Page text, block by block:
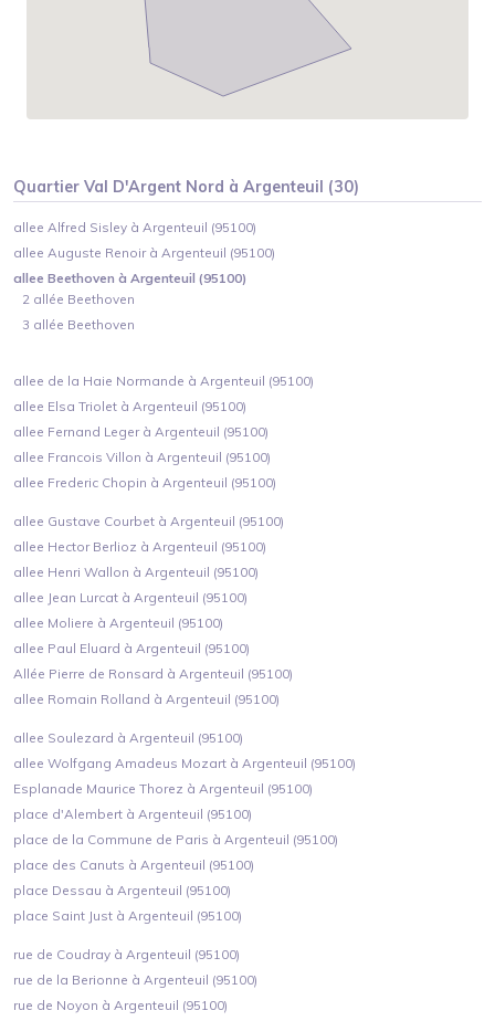
QuartierVal D'Argent Nord àArgenteuil (30)
allee Alfred Sisley à Argenteuil (95100)
allee Auguste Renoir à Argenteuil (95100)
allee Beethoven à Argenteuil (95100)
2 allée Beethoven
3 allée Beethoven
allee de la Haie Normande à Argenteuil (95100)
allee Elsa Triolet à Argenteuil (95100)
allee Fernand Leger à Argenteuil (95100)
allee Francois Villon à Argenteuil (95100)
allee Frederic Chopin à Argenteuil (95100)
allee Gustave Courbet à Argenteuil (95100)
allee Hector Berlioz à Argenteuil (95100)
allee Henri Wallon à Argenteuil (95100)
allee Jean Lurcat à Argenteuil (95100)
allee Moliere à Argenteuil (95100)
allee Paul Eluard à Argenteuil (95100)
Allée Pierre de Ronsard à Argenteuil (95100)
allee Romain Rolland à Argenteuil (95100)
allee Soulezard à Argenteuil (95100)
allee Wolfgang Amadeus Mozart à Argenteuil (95100)
Esplanade Maurice Thorez à Argenteuil (95100)
place d'Alembert à Argenteuil (95100)
place de la Commune de Paris à Argenteuil (95100)
place des Canuts à Argenteuil (95100)
place Dessau à Argenteuil (95100)
place Saint Just à Argenteuil (95100)
rue de Coudray à Argenteuil (95100)
rue de la Berionne à Argenteuil (95100)
rue de Noyon à Argenteuil (95100)